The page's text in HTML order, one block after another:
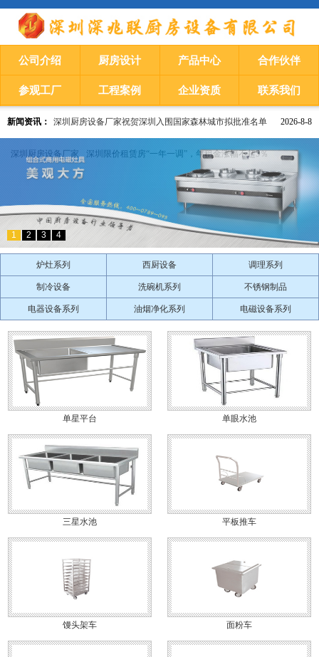
公司介绍 厨房设计 产品中心 合作伙伴
参观工厂 工程案例 企业资质 联系我们
2026-8-8
新闻资讯： 深圳厨房设备厂家祝贺深圳入围国家森林城市拟批准名单
深圳厨房设备厂家 ​深圳限价租赁房“一年一调”，年租金涨幅不超5％
1 2 3 4
炉灶系列 西厨设备 调理系列
制冷设备 洗碗机系列 不锈钢制品
电器设备系列 油烟净化系列 电磁设备系列
单星平台 单眼水池
三星水池 平板推车
馒头架车 面粉车